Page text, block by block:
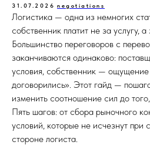
31.07.2026 negotiations
Логистика — одна из немногих
собственник платит не за услугу,
Большинство переговоров с
заканчиваются одинаково:
условия, собственник — ощущение
договорились». Этот гайд —
изменить соотношение сил до
Пять шагов: от сбора рыночного
условий, которые не исчезнут
стороне логиста.